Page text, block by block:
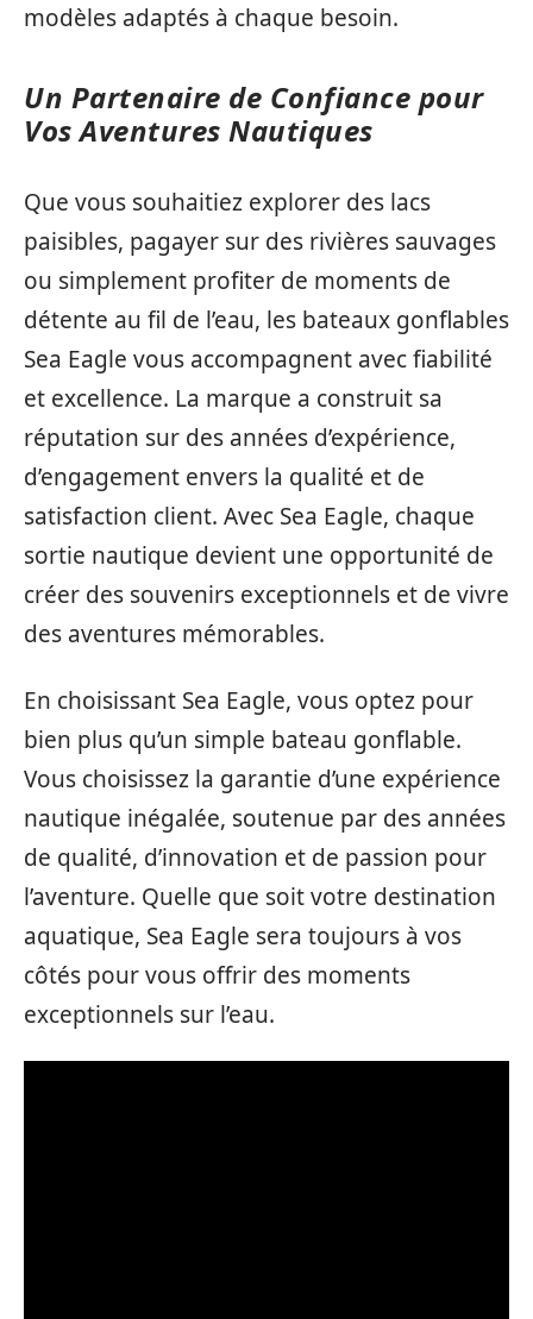
modèles adaptés à chaque besoin.
Un Partenaire de Confiance pour
Vos Aventures Nautiques
Que vous souhaitiez explorer des lacs
paisibles, pagayer sur des rivières sauvages
ou simplement profiter de moments de
détente au fil de l’eau, les bateaux gonflables
Sea Eagle vous accompagnent avec fiabilité
et excellence. La marque a construit sa
réputation sur des années d’expérience,
d’engagement envers la qualité et de
satisfaction client. Avec Sea Eagle, chaque
sortie nautique devient une opportunité de
créer des souvenirs exceptionnels et de vivre
des aventures mémorables.
En choisissant Sea Eagle, vous optez pour
bien plus qu’un simple bateau gonflable.
Vous choisissez la garantie d’une expérience
nautique inégalée, soutenue par des années
de qualité, d’innovation et de passion pour
l’aventure. Quelle que soit votre destination
aquatique, Sea Eagle sera toujours à vos
côtés pour vous offrir des moments
exceptionnels sur l’eau.